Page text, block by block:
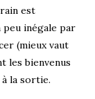
est
inégale par
(mieux vaut
les bienvenus
à la sortie.